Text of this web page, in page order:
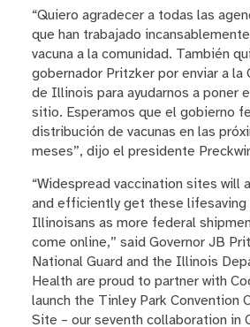
“Quiero agradecer a todas las
que han trabajado
vacuna a la comunidad. También
gobernador Pritzker por enviar a la
de Illinois para ayudarnos a poner
sitio. Esperamos que el gobierno
distribución de vacunas en las
meses”, dijo el presidente
“Widespread vaccination sites will
and efficiently get these lifesaving
Illinoisans as more federal
come online,” said Governor JB
National Guard and the Illinois
Health are proud to partner with
launch the Tinley Park Convention
Site – our seventh collaboration in